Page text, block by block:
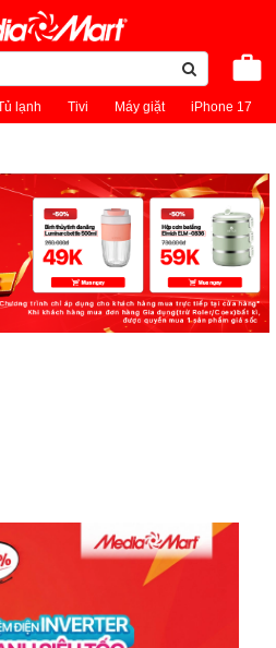
lạnh Tivi Máy giặt iPhone 17